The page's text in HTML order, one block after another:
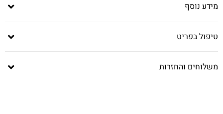
מידע נוסף
טיפול בפריט
משלוחים והחזרות